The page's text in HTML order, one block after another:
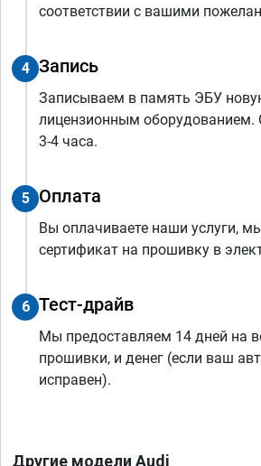
соответствии с вашими
4 Запись
Записываем в память ЭБУ
лицензионным оборудованием.
3-4 часа.
5 Оплата
Вы оплачиваете наши услуги,
сертификат на прошивку в
6 Тест-драйв
Мы предоставляем 14 дней на
прошивки, и денег (если ваш
исправен).
Другие модели Audi